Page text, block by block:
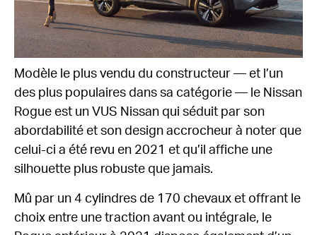
Modèle le plus vendu du constructeur — et l’un
des plus populaires dans sa catégorie — le Nissan
Rogue est un VUS Nissan qui séduit par son
abordabilité et son design accrocheur à noter que
celui-ci a été revu en 2021 et qu’il affiche une
silhouette plus robuste que jamais.
Mû par un 4 cylindres de 170 chevaux et offrant le
choix entre une traction avant ou intégrale, le